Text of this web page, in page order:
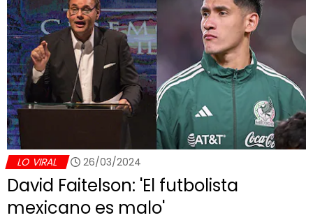
LO VIRAL 26/03/2024
David Faitelson: 'El futbolista
mexicano es malo'